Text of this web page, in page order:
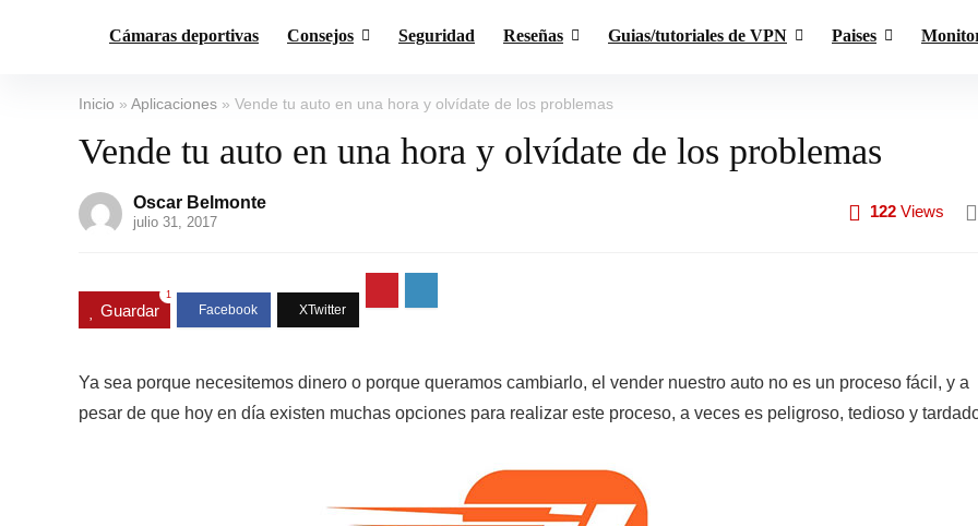
Cámaras deportivas Consejos Seguridad Reseñas Guias/tutoriales de VPN Paises
Inicio » Aplicaciones » Vende tu auto en una hora y olvídate de los problemas
Vende tu auto en una hora y olvídate de los problemas
Oscar Belmonte
julio 31, 2017
122 Views
Guardar
1
Ya sea porque necesitemos dinero o porque queramos cambiarlo, el vender nuestro auto no es un proceso fácil, y a
pesar de que hoy en día existen muchas opciones para realizar este proceso, a veces es peligroso, tedioso y